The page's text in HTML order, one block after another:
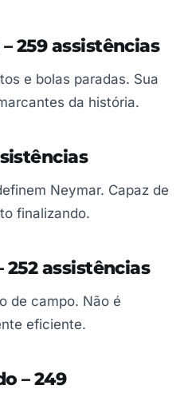
259 assistências
e bolas paradas. Sua
da história.
Neymar. Capaz de
finalizando.
252 assistências
de campo. Não é
eficiente.
– 249